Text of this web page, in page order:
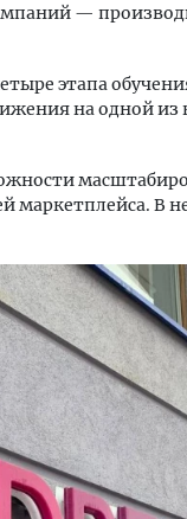
—
этапа
на одной
маркетплейса. В